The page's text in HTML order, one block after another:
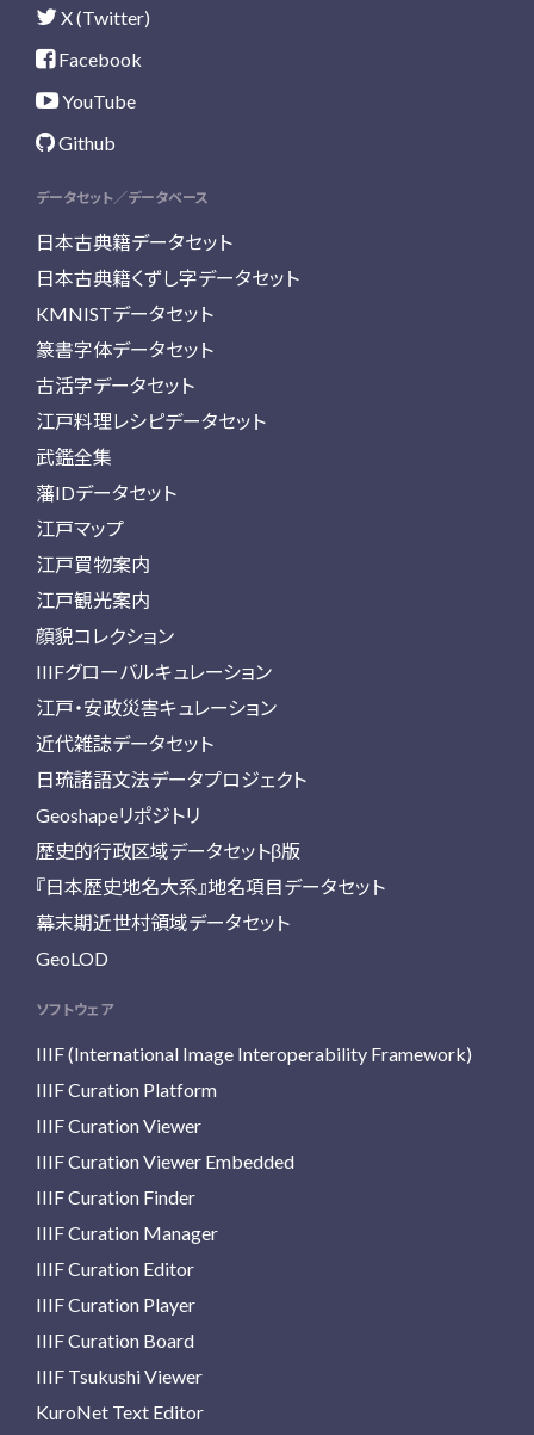
X (Twitter)
Facebook
YouTube
Github
データセット／データベース
日本古典籍データセット
日本古典籍くずし字データセット
KMNISTデータセット
篆書字体データセット
古活字データセット
江戸料理レシピデータセット
武鑑全集
藩IDデータセット
江戸マップ
江戸買物案内
江戸観光案内
顔貌コレクション
IIIFグローバルキュレーション
江戸・安政災害キュレーション
近代雑誌データセット
日琉諸語文法データプロジェクト
Geoshapeリポジトリ
歴史的行政区域データセットβ版
『日本歴史地名大系』地名項目データセット
幕末期近世村領域データセット
GeoLOD
ソフトウェア
IIIF (International Image Interoperability Framework)
IIIF Curation Platform
IIIF Curation Viewer
IIIF Curation Viewer Embedded
IIIF Curation Finder
IIIF Curation Manager
IIIF Curation Editor
IIIF Curation Player
IIIF Curation Board
IIIF Tsukushi Viewer
KuroNet Text Editor